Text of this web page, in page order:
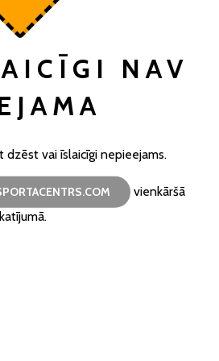
NAV
dzēst vai īslaicīgi nepieejams.
vienkāršā